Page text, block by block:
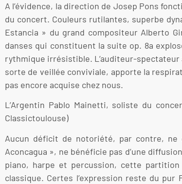
A l’évidence, la direction de Josep Pons
du concert. Couleurs rutilantes, superbe
Estancia » du grand compositeur Alberto
danses qui constituent la suite op. 8a
rythmique irrésistible. L’auditeur-
sorte de veillée conviviale, apporte la
pas encore acquise chez nous.
L’Argentin Pablo Mainetti, soliste du
Classictoulouse)
Aucun déficit de notoriété, par contre, ne
Aconcagua », ne bénéficie pas d’une
piano, harpe et percussion, cette
classique. Certes l’expression reste du